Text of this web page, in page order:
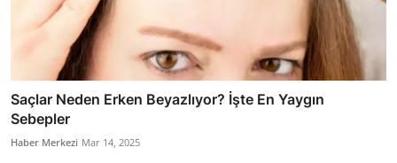
Saçlar Neden Erken Beyazlıyor? İşte En Yaygın
Sebepler
Haber Merkezi Mar 14, 2025